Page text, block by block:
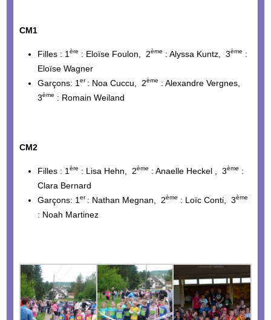
CM1
Filles : 1 ère : Eloïse Foulon, 2ème : Alyssa Kuntz, 3ème :
Eloïse Wagner
Garçons: 1 er : Noa Cuccu, 2ème : Alexandre Vergnes,
3ème : Romain Weiland
CM2
Filles : 1 ère : Lisa Hehn, 2ème : Anaelle Heckel , 3ème :
Clara Bernard
Garçons: 1 er : Nathan Megnan, 2ème : Loïc Conti, 3ème
: Noah Martinez